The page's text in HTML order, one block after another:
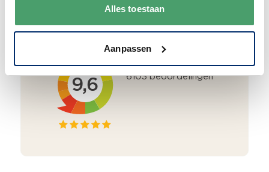
Alles toestaan
Aanpassen
klanten. 9+ gemiddeld.